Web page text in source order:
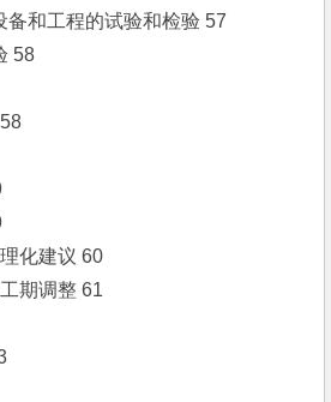
和工程的试验和检验 57
58
化建议 60
期调整 61